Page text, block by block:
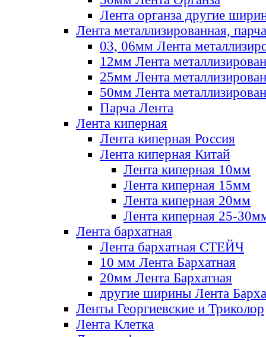
Лента органза другие
Лента металлизированная, парча
03, 06мм Лента
12мм Лента
25мм Лента
50мм Лента
Парча Лента
Лента киперная
Лента киперная Россия
Лента киперная Китай
Лента киперная 10мм
Лента киперная 15мм
Лента киперная 20мм
Лента киперная 25-
Лента бархатная
Лента бархатная СТЕЙЧ
10 мм Лента Бархатная
20мм Лента Бархатная
другие ширины Лента
Ленты Георгиевские и Триколор
Лента Клетка